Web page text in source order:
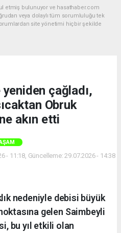
etmiş bulunuyor ve hasathaber.com
veya dolaylı tüm sorumluluğu tek
site yönetimi hiçbir şekilde
çağladı,
Obruk
akın etti
- 11:18, Güncelleme: 29.07.2026 - 14:38
nedeniyle debisi büyük
gelen Saimbeyli
bu yıl etkili olan